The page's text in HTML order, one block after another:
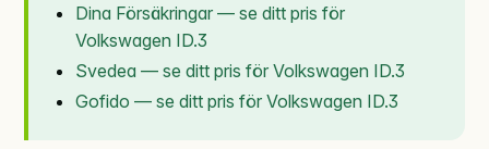
Dina Försäkringar — se ditt pris för
Volkswagen ID.3
Svedea — se ditt pris för Volkswagen ID.3
Gofido — se ditt pris för Volkswagen ID.3